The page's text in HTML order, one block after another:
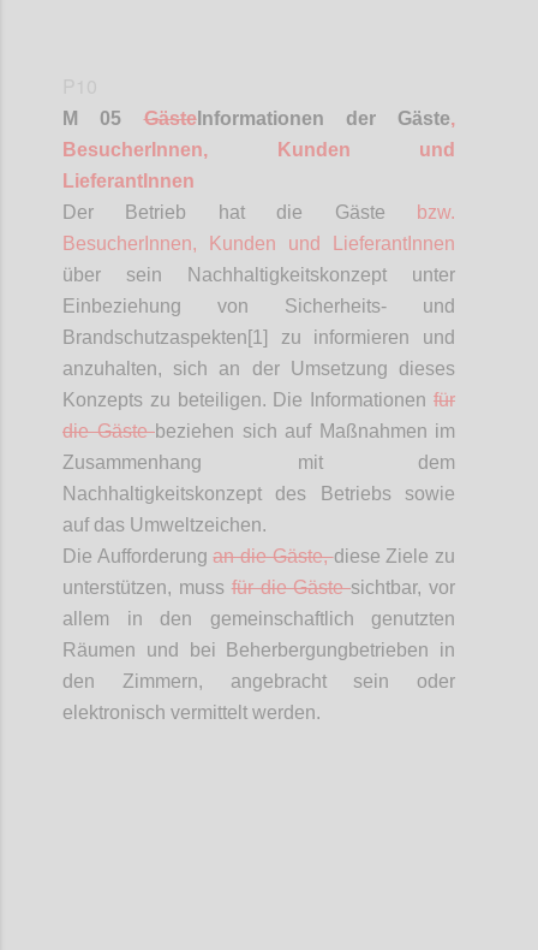
M 05GästeInformationen der Gäste,
BesucherInnen, Kunden und
LieferantInnen
Der Betrieb hat die Gäste
bzw.
BesucherInnen, Kunden und
LieferantInnen
über sein Nachhaltigkeitskonzept unter
Einbeziehung von Sicherheits- und
Brandschutzaspekten[1] zu informieren und
anzuhalten, sich an der Umsetzung dieses
Konzepts zu beteiligen. Die Informationen für
die Gästebeziehen sich auf Maßnahmen im
Zusammenhang mit dem
Nachhaltigkeitskonzept des Betriebs sowie
auf das Umweltzeichen.
Die Aufforderungan die Gäste,diese Ziele zu
unterstützen, muss für die Gästesichtbar, vor
allem in den gemeinschaftlich genutzten
Räumen und bei
Beherbergungbetrieben in
den Zimmern, angebracht sein oder
elektronisch vermittelt werden.